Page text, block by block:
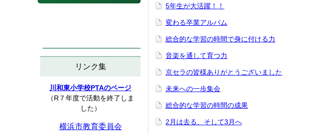
リンク集
川和東小学校PTAのページ
（R７年度で活動を終了しま
した）
横浜市教育委員会
5年生が大活躍！！
変わる卒業アルバム
総合的な学習の時間で身に付ける力
音楽を通して育つ力
京セラの皆様ありがとうございました
未来への一歩集会
総合的な学習の時間の成果
2月は去る、そして3月へ